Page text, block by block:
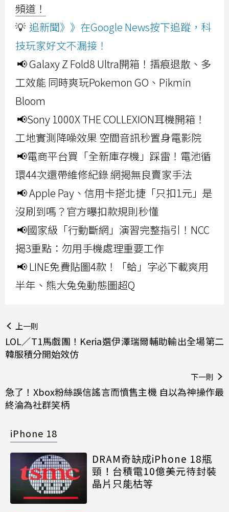
頻道！
💡 追新聞》》在Google News按下追蹤，科
技玩家好文不漏接！
📢 Galaxy Z Fold8 Ultra開箱！摺痕退散、多
工效能 同時爽玩Pokemon GO、Pikmin
Bloom
📢Sony 1000X THE COLLEXION耳機開箱！
工地實測降噪效果 空間音訊秒置身電影院
📢電商平台買「全新庫存機」踩雷！電池循
環44次還帶維修紀錄 網揭無良賣家手法
📢 Apple Pay、信用卡搭北捷「只扣1元」是
沒刷到嗎？官方曝扣款規則秒懂
📢國家級「行動斷網」演習完整指引！NCC
揭3重點：勿用手機處理重要工作
📢 LINE免費貼圖4款！「蛤」字必下載爽用
半年、熊大兔兔動態圖超Q
上一則
LOL／T1馬戲團！Keria選伊澤瑞爾輔助輸出全場第二
韓服積分開始效仿
下一則
急了！Xbox粉絲誤信謠言而憤售主機 自以為神操作最
終淪為社群笑柄
iPhone 18
DRAM奇缺成iPhone 18瓶
頸！台積電10億美元待封裝
晶片只能枯等